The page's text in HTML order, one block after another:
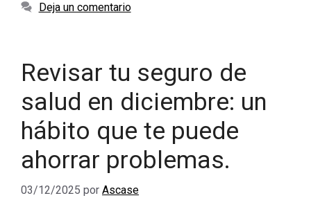
Deja un comentario
Revisar tu seguro de
salud en diciembre: un
hábito que te puede
ahorrar problemas.
03/12/2025 por Ascase